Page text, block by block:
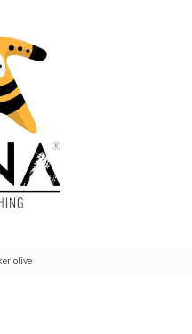
olive